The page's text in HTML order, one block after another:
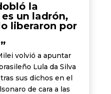
la
un ladrón,
liberaron por
volvió a apuntar
Lula da Silva
sus dichos en el
de cara a las